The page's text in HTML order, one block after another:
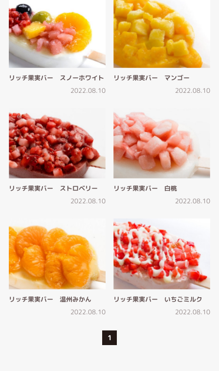
リッチ果実バー スノーホワイト
2022.08.10
リッチ果実バー マンゴー
2022.08.10
リッチ果実バー ストロベリー
2022.08.10
リッチ果実バー 白桃
2022.08.10
リッチ果実バー 温州みかん
2022.08.10
リッチ果実バー いちごミルク
2022.08.10
1